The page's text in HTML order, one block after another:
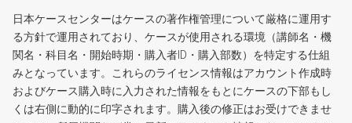
日本ケースセンターはケースの著作権管理について厳格に運用す
る方針で運用されており、ケースが使用される環境（講師名・機
関名・科目名・開始時期・購入者ID・購入部数）を特定する仕組
みとなっています。これらのライセンス情報はアカウント作成時
およびケース購入時に入力された情報をもとにケースの下部もし
くは右側に動的に印字されます。購入後の修正はお受けできませ